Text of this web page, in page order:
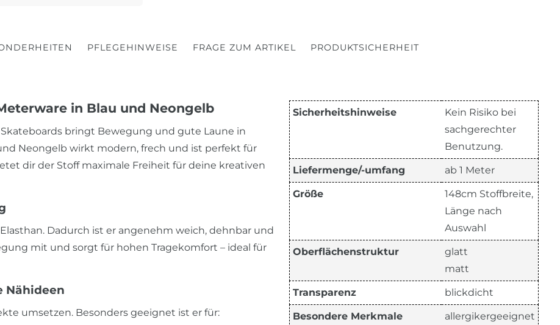
PFLEGEHINWEISE FRAGE ZUM ARTIKEL PRODUKTSICHERHEIT
in Blau und Neongelb
bringt Bewegung und gute Laune in
Neongelb wirkt modern, frech und ist perfekt für
dir der Stoff maximale Freiheit für deine kreativen
Dadurch ist er angenehm weich, dehnbar und
mit und sorgt für hohen Tragekomfort – ideal für
Nähideen
umsetzen. Besonders geeignet ist er für:
Sicherheitshinweise
Kein Risiko bei
sachgerechter
Benutzung.
Liefermenge/-umfang ab 1 Meter
Größe
148cm Stoffbreite,
Länge nach
Auswahl
Oberflächenstruktur
glatt
matt
Transparenz blickdicht
Besondere Merkmale
allergikergeeignet